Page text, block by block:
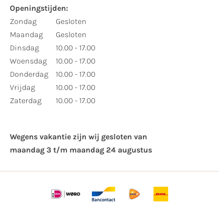
Openingstijden:
Zondag
Maandag
Dinsdag
Woensdag
Donderdag
Vrijdag
Zaterdag
Gesloten
Gesloten
10.00 - 17.00
10.00 - 17.00
10.00 - 17.00
10.00 - 17.00
10.00 - 17.00
Wegens vakantie zijn wij gesloten van ​
maandag 3 t/m maandag 24 augustus